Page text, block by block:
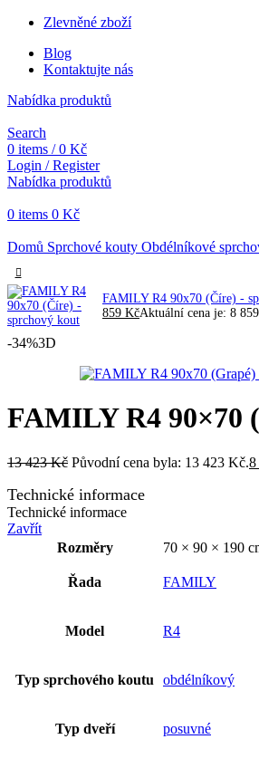
Zlevněné zboží
Blog
Kontaktujte nás
Nabídka produktů
Search
0 items / 0 Kč
Login / Register
Nabídka produktů
0 items 0 Kč
Domů Sprchové kouty Obdélníkové
FAMILY R4 90x70 (Číre) -
859 KčAktuální cena je: 8
-34%3D
FAMILY R4 90×70
13 423Kč Původní cena byla: 13 423 Kč.8
Technické informace
Technické informace
Zavřít
Rozměry
70 × 90 × 190
Řada FAMILY
Model R4
Typ sprchového koutu obdélníkový
Typ dveří posuvné